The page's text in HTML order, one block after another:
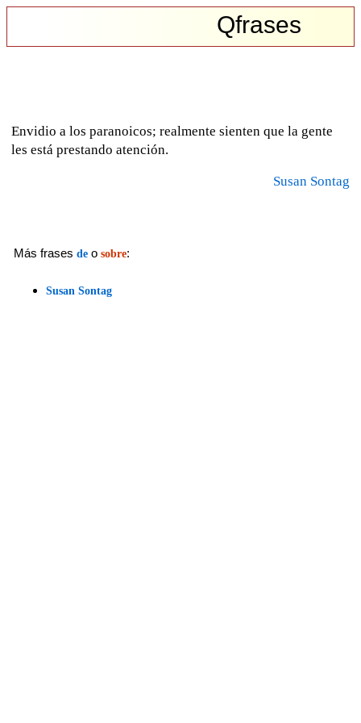
Qfrases
Envidio a los paranoicos; realmente sienten que la gente
les está prestando atención.
Susan Sontag
Más frases de o sobre:
Susan Sontag